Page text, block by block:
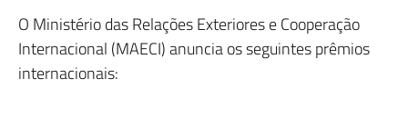
O Ministério das Relações Exteriores e Cooperação
Internacional (MAECI) anuncia os seguintes prêmios
internacionais: